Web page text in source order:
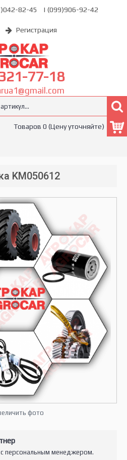
82-45 | (099)906-92-42
Регистрация
77-18
Товаров 0 (Цену уточняйте)
KM050612
фото
персональным менеджером.